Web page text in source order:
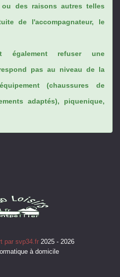
des raisons autres telles
de l'accompagnateur, le
également refuser une
pas au niveau de la
(chaussures de
adaptés), piquenique,
par svp34.fr 2025 - 2026
à domicile